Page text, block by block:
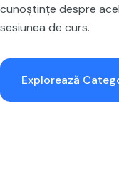
cunoștințe despre
sesiunea de curs.
Explorează